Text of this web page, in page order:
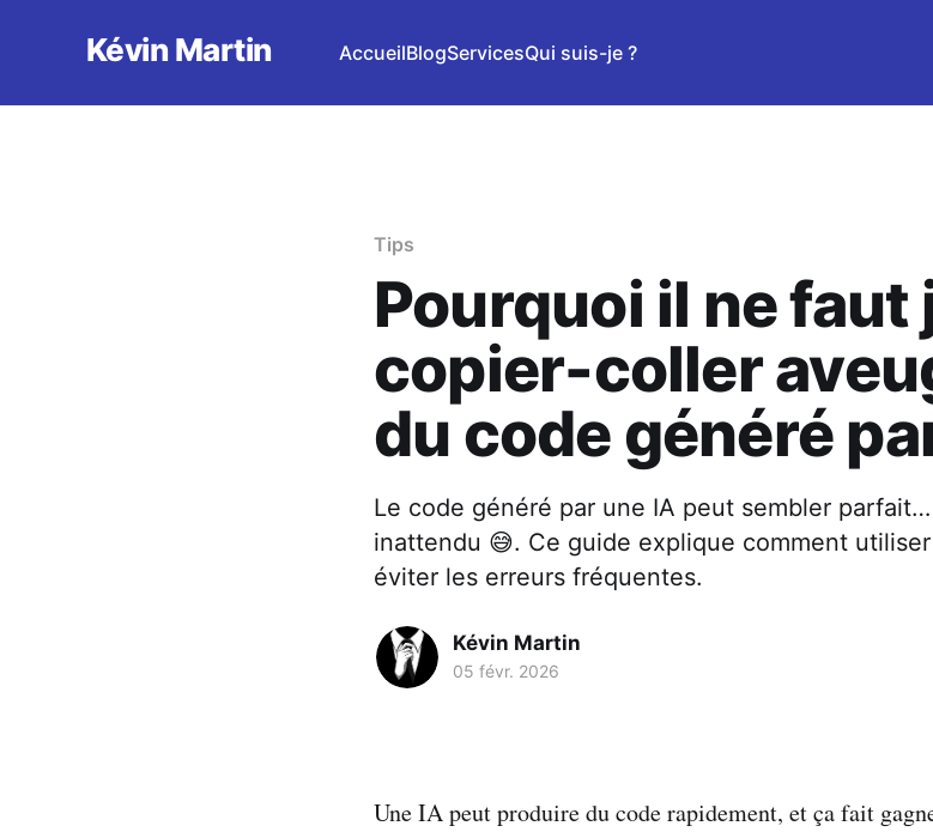
Kévin Martin AccueilBlogServicesQui suis-je ?
Tips
Pourquoi il ne faut
copier-coller
du code généré
Le code généré par une IA peut sembler parfait…
inattendu 😅. Ce guide explique comment
éviter les erreurs fréquentes.
Kévin Martin
05 févr. 2026
Une IA peut produire du code rapidement, et ça fait